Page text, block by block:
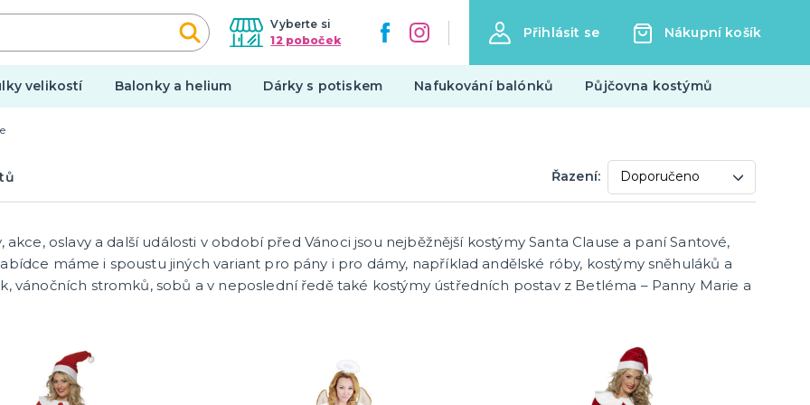
Vyberte si
12 poboček
Přihlásit se Nákupní košík
velikostí Balonky a helium Dárky s potiskem Nafukování balónků Půjčovna kostýmů
dekorace
girlandy
doplňky
Make-up a ostatní
Výzdoba
další kategorie
Tématické párty
Mikulášská párty
Silvestrovská párty
Halloweenská párty
Valentýn
Rozlučka se svobodou
Hokejová párty a fandění
Filmová párty
Wild wild west párty
Pirátská a námořnická párty
Havajská a letní párty
další kategorie
párty
Řazení:
akce, oslavy a další události v období před Vánoci jsou nejběžnější kostýmy Santa Clause a paní Santové,
máme i spoustu jiných variant pro pány i pro dámy, například andělské róby, kostýmy sněhuláků a
vánočních stromků, sobů a v neposlední ředě také kostýmy ústředních postav z Betléma – Panny Marie a